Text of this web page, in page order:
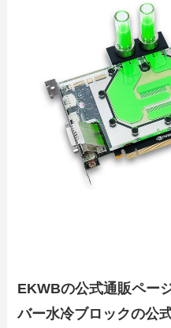
EKWBの公式通販ペー
バー水冷ブロックの公